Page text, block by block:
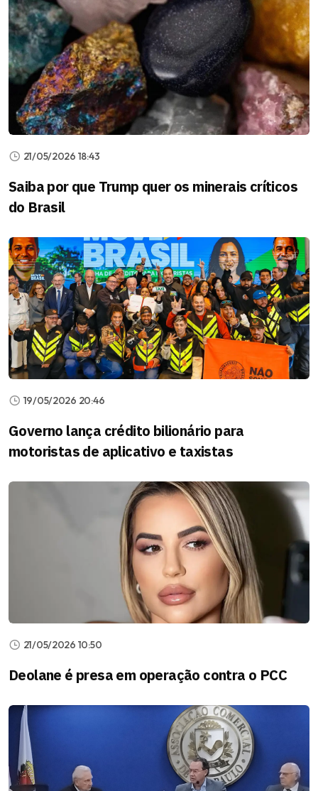
21/05/2026 18:43
Saiba por que Trump quer os minerais críticos
do Brasil
19/05/2026 20:46
Governo lança crédito bilionário para
motoristas de aplicativo e taxistas
21/05/2026 10:50
Deolane é presa em operação contra o PCC